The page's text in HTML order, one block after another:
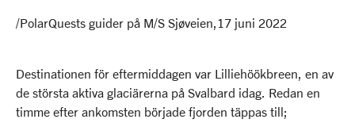
/PolarQuests guider på M/S Sjøveien,17 juni 2022
Destinationen för eftermiddagen var Lilliehöökbreen, en av
de största aktiva glaciärerna på Svalbard idag. Redan en
timme efter ankomsten började fjorden täppas till;